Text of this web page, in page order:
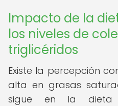
Impacto de la
los niveles de
triglicéridos
Existe la percepción
alta en grasas
sigue en la dieta